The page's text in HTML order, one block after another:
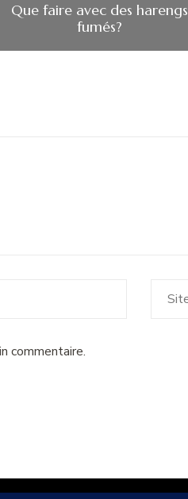
Que faire avec des harengs
fumés?
commentaire.